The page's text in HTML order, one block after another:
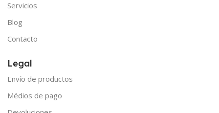
Servicios
Blog
Contacto
Legal
Envío de productos
Médios de pago